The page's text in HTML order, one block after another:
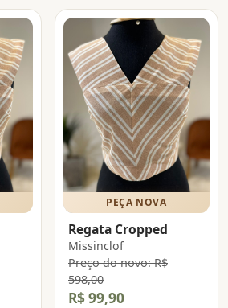
PEÇA NOVA
Regata Cropped
Missinclof
Preço do novo: R$
598,00
R$ 99,90